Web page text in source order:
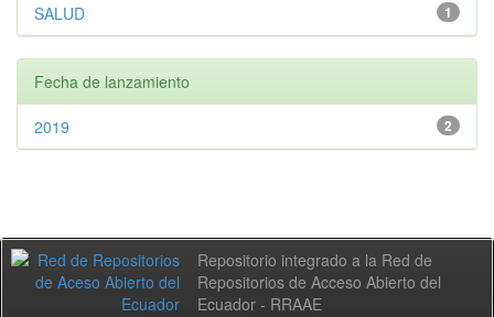
1
SALUD
Fecha de lanzamiento
2
2019
Repositorio integrado a la Red de
Repositorios de Acceso Abierto del
Ecuador - RRAAE